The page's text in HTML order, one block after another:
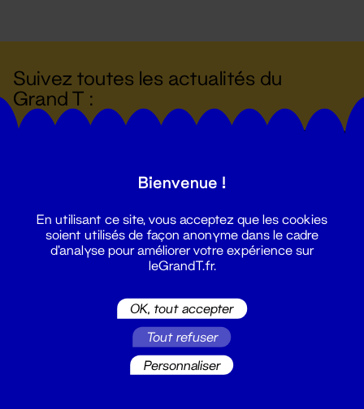
Suivez toutes les actualités du
Grand T :
billetterie@leGrandT.fr
Du lundi au vendredi 14h → 18h
Bienvenue !
En utilisant ce site, vous acceptez que les cookies
soient utilisés de façon anonyme dans le cadre
d'analyse pour améliorer votre expérience sur
leGrandT.fr.
OK, tout accepter
Tout refuser
Personnaliser